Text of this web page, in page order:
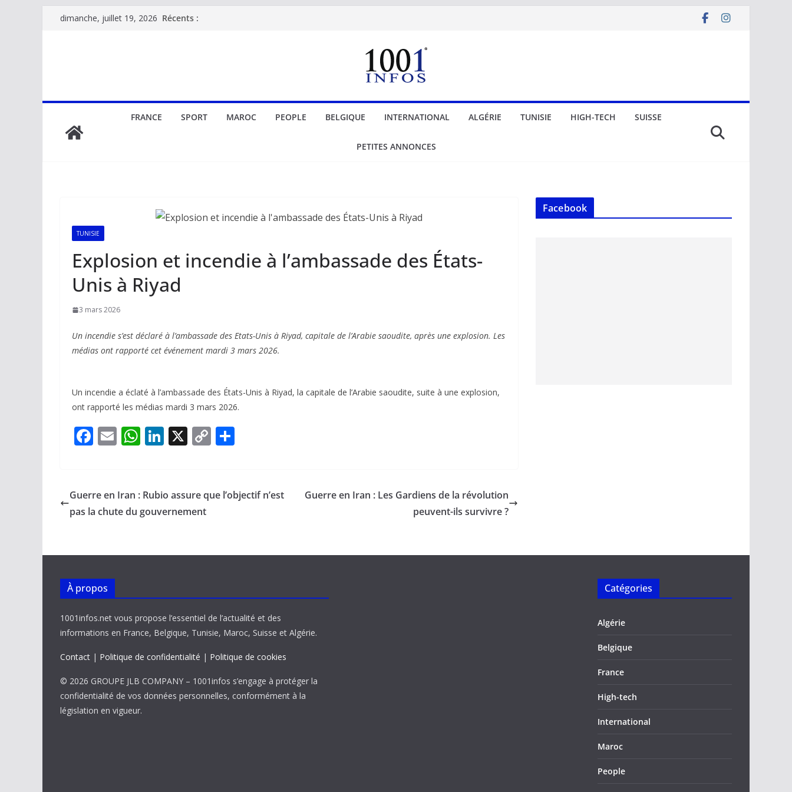
Passerdimanche, juillet 19, 2026 Récents :
FRANCE SPORT MAROC PEOPLE BELGIQUE INTERNATIONAL ALGÉRIE TUNISIE HIGH-TECH SUISSE
PETITES ANNONCES
TUNISIE
Explosion et incendie à l’ambassade des États-
Unis à Riyad
3 mars 2026
Un incendie s’est déclaré à l’ambassade des Etats-Unis à Riyad, capitale de l’Arabie saoudite, après une explosion. Les
médias ont rapporté cet événement mardi 3 mars 2026.
Un incendie a éclaté à l’ambassade des États-Unis à Riyad, la capitale de l’Arabie saoudite, suite à une explosion,
ont rapporté les médias mardi 3 mars 2026.
F
b
o
k
E
l
W
s
A
p
Li
e
dI
X C
y
k
g
Guerre en Iran : Rubio assure que l’objectif n’est
pas la chute du gouvernement
Guerre en Iran : Les Gardiens de la révolution
peuvent-ils survivre ?
Facebook
À propos
1001infos.net vous propose l’essentiel de l’actualité et des
informations en France, Belgique, Tunisie, Maroc, Suisse et Algérie.
Contact | Politique de confidentialité | Politique de cookies
© 2026 GROUPE JLB COMPANY – 1001infos s’engage à protéger la
confidentialité de vos données personnelles, conformément à la
législation en vigueur.
Catégories
Algérie
Belgique
France
High-tech
International
Maroc
People